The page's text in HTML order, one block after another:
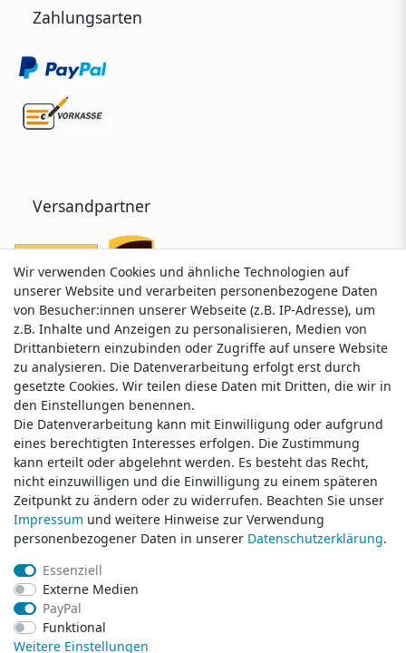
Zahlungsarten
Versandpartner
Service & Kontakt
Wünschen Sie einen Rückruf?
service@klamato.de
Schreiben Sie uns:
service@klamato.de
Durchschnittliche Bewertung von
Bewertungsgrundlage des Anbieters: 5 Verkaufs- und 3 Bewertungsplattformen
Wir verwenden Cookies und ähnliche Technologien auf
unserer Website und verarbeiten personenbezogene Daten
von Besucher:innen unserer Webseite (z.B. IP-Adresse), um
z.B. Inhalte und Anzeigen zu personalisieren, Medien von
Drittanbietern einzubinden oder Zugriffe auf unsere Website
zu analysieren. Die Datenverarbeitung erfolgt erst durch
gesetzte Cookies. Wir teilen diese Daten mit Dritten, die wir in
den Einstellungen benennen.
Die Datenverarbeitung kann mit Einwilligung oder aufgrund
eines berechtigten Interesses erfolgen. Die Zustimmung
kann erteilt oder abgelehnt werden. Es besteht das Recht,
nicht einzuwilligen und die Einwilligung zu einem späteren
Zeitpunkt zu ändern oder zu widerrufen. Beachten Sie unser
Impressum und weitere Hinweise zur Verwendung
personenbezogener Daten in unserer Daten­schutz­erklärung.
Essenziell
Externe Medien
PayPal
Funktional
Weitere Einstellungen
Wir verwenden Cookies und ähnliche Technologien auf
unserer Website und verarbeiten personenbezogene Daten
von Besucher:innen unserer Webseite (z.B. IP-Adresse), um
z.B. Inhalte und Anzeigen zu personalisieren, Medien von
Drittanbietern einzubinden oder Zugriffe auf unsere Website
zu analysieren. Die Datenverarbeitung erfolgt erst durch
gesetzte Cookies. Wir teilen diese Daten mit Dritten, die wir in
den Einstellungen benennen.
Die Datenverarbeitung kann mit Einwilligung oder aufgrund
eines berechtigten Interesses erfolgen. Die Zustimmung
kann erteilt oder abgelehnt werden. Es besteht das Recht,
nicht einzuwilligen und die Einwilligung zu einem späteren
Zeitpunkt zu ändern oder zu widerrufen. Beachten Sie unser
Impressum und weitere Hinweise zur Verwendung
personenbezogener Daten in unserer Daten­schutz­erklärung.
Essenziell
Externe Medien
PayPal
Funktional
Weitere Einstellungen